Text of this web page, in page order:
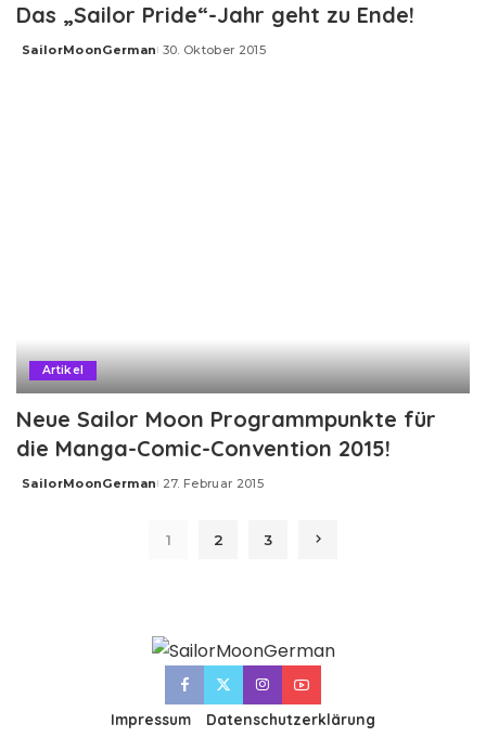
Das „Sailor Pride“-Jahr geht zu Ende!
Posted
SailorMoonGerman 30. Oktober 2015
Artikel
Neue Sailor Moon Programmpunkte für
die Manga-Comic-Convention 2015!
Posted
SailorMoonGerman 27. Februar 2015
1 2 3
Impressum Datenschutzerklärung